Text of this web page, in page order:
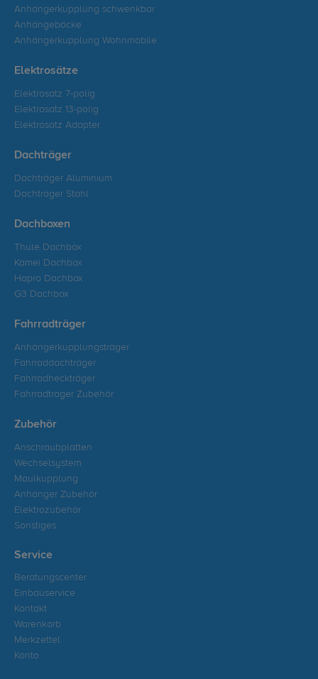
Anhängerkupplung schwenkbar
Anhängeböcke
Anhängerkupplung Wohnmobile
Elektrosätze
Elektrosatz 7-polig
Elektrosatz 13-polig
Elektrosatz Adapter
Dachträger
Dachträger Aluminium
Dachträger Stahl
Dachboxen
Thule Dachbox
Kamei Dachbox
Hapro Dachbox
G3 Dachbox
Fahrradträger
Anhängerkupplungsträger
Fahrraddachträger
Fahrradheckträger
Fahrradträger Zubehör
Zubehör
Anschraubplatten
Wechselsystem
Maulkupplung
Anhänger Zubehör
Elektrozubehör
Sonstiges
Service
Beratungscenter
Einbauservice
Kontakt
Warenkorb
Merkzettel
Konto